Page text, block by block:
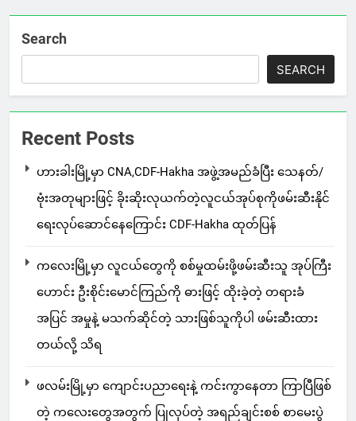
Search
SEARCH
Recent Posts
ဟားခါးမြို့မှာ CNA,CDF-Hakha အဖွဲ့အမည်ခံပြီး သေနတ်/
ဗုံးအတုများဖြင့် ခိုးဆိုးလုယက်တဲ့လူငယ်အုပ်စုကိုဖမ်းဆီးနိုင်
ရေးလုပ်ဆောင်နေကြောင်း CDF-Hakha ထုတ်ပြန်
ကလေးမြို့မှာ လူငယ်တွေကို စစ်မှုထမ်းဖို့ဖမ်းဆီးသူ အုပ်ကြီး
ဟောင်း ဦးစိုင်းမောင်ကြည်ကို ဓားဖြင့် ထိုးခဲ့တဲ့ တရားခံ
အပြင် အမှုနဲ့ မသက်ဆိုင်တဲ့ သားဖြစ်သူကိုပါ ဖမ်းဆီးထား
တယ်လို့ သိရ
ဖလမ်းမြို့မှာ ကျောင်းပညာရေးနဲ့ ကင်းကွာနေတာ ကြာပြီဖြစ်
တဲ့ ကလေးတွေအတွက် ပြုလုပ်တဲ့ အရည်ချင်းစစ် စာမေးပွဲ